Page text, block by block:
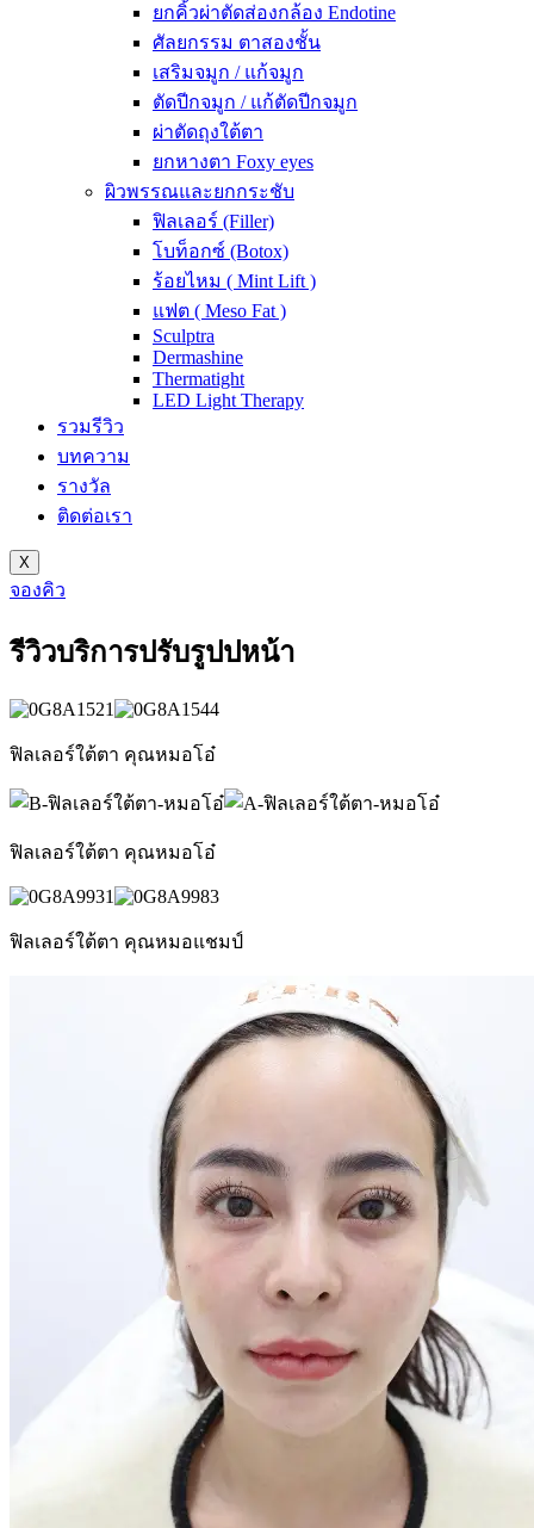
ยกคิ้วผ่าตัดส่องกล้อง Endotine
ศัลยกรรม ตาสองชั้น
เสริมจมูก / แก้จมูก
ตัดปีกจมูก / แก้ตัดปีกจมูก
ผ่าตัดถุงใต้ตา
ยกหางตา Foxy eyes
ผิวพรรณและยกกระชับ
ฟิลเลอร์ (Filler)
โบท็อกซ์ (Botox)
ร้อยไหม ( Mint Lift )
แฟต ( Meso Fat )
Sculptra
Dermashine
Thermatight
LED Light Therapy
รวมรีวิว
บทความ
รางวัล
ติดต่อเรา
X
จองคิว
รีวิวบริการปรับรูปปหน้า
ฟิลเลอร์ใต้ตา คุณหมอโอ๋
ฟิลเลอร์ใต้ตา คุณหมอโอ๋
ฟิลเลอร์ใต้ตา คุณหมอแชมป์